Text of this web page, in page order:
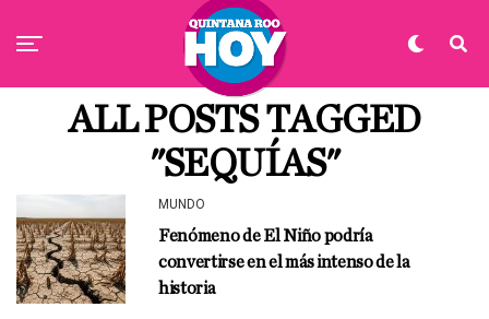
ALL POSTS TAGGED
"SEQUÍAS"
MUNDO
Fenómeno de El Niño podría
convertirse en el más intenso de la
historia